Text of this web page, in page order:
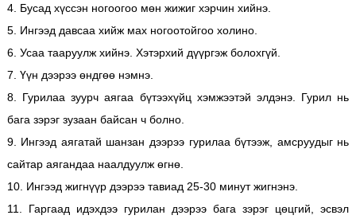
4. Бусад хүссэн ногоогоо мөн жижиг хэрчин хийнэ.
5. Ингээд давсаа хийж мах ногоотойгоо холино.
6. Усаа тааруулж хийнэ. Хэтэрхий дүүргэж болохгүй.
7. Үүн дээрээ өндгөө нэмнэ.
8. Гурилаа зуурч аягаа бүтээхүйц хэмжээтэй элдэнэ. Гурил нь
бага зэрэг зузаан байсан ч болно.
9. Ингээд аягатай шанзан дээрээ гурилаа бүтээж, амсруудыг нь
сайтар аягандаа наалдуулж өгнө.
10. Ингээд жигнүүр дээрээ тавиад 25-30 минут жигнэнэ.
11. Гаргаад идэхдээ гурилан дээрээ бага зэрэг цөцгий, эсвэл